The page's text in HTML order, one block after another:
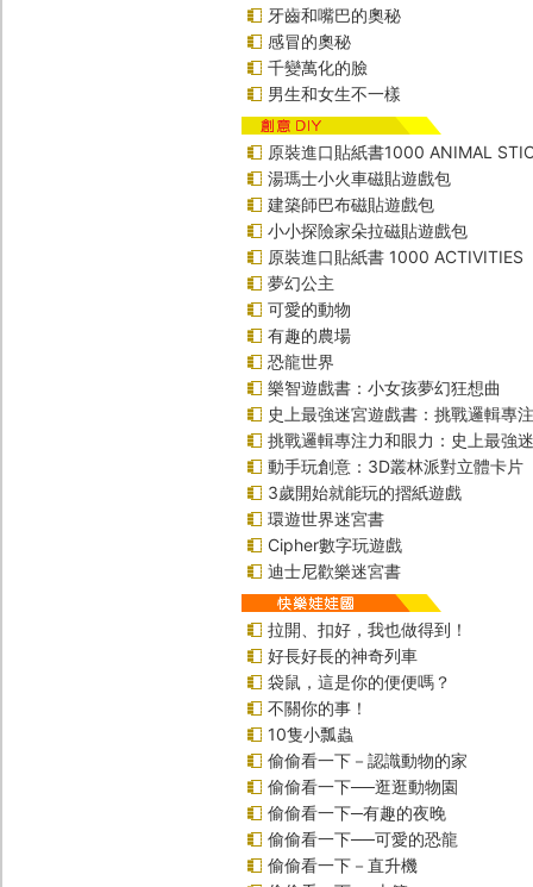
牙齒和嘴巴的奧秘
感冒的奧秘
千變萬化的臉
男生和女生不一樣
原裝進口貼紙書1000 ANIMAL
湯瑪士小火車磁貼遊戲包
建築師巴布磁貼遊戲包
小小探險家朵拉磁貼遊戲包
原裝進口貼紙書 1000 ACTIVITIES
夢幻公主
可愛的動物
有趣的農場
恐龍世界
樂智遊戲書：小女孩夢幻狂想曲
史上最強迷宮遊戲書：挑戰邏輯專
挑戰邏輯專注力和眼力：史上最強
動手玩創意：3D叢林派對立體卡片
3歲開始就能玩的摺紙遊戲
環遊世界迷宮書
Cipher數字玩遊戲
迪士尼歡樂迷宮書
拉開、扣好，我也做得到！
好長好長的神奇列車
袋鼠，這是你的便便嗎？
不關你的事！
10隻小瓢蟲
偷偷看一下－認識動物的家
偷偷看一下──逛逛動物園
偷偷看一下─有趣的夜晚
偷偷看一下──可愛的恐龍
偷偷看一下－直升機